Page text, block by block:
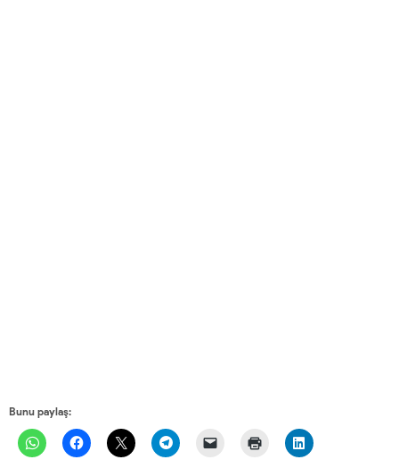
Bunu paylaş: